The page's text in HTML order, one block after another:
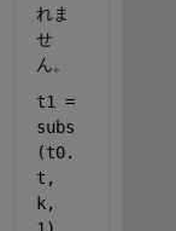
れま
せ
ん。
t1 =
subs
(t0.
t,
k,